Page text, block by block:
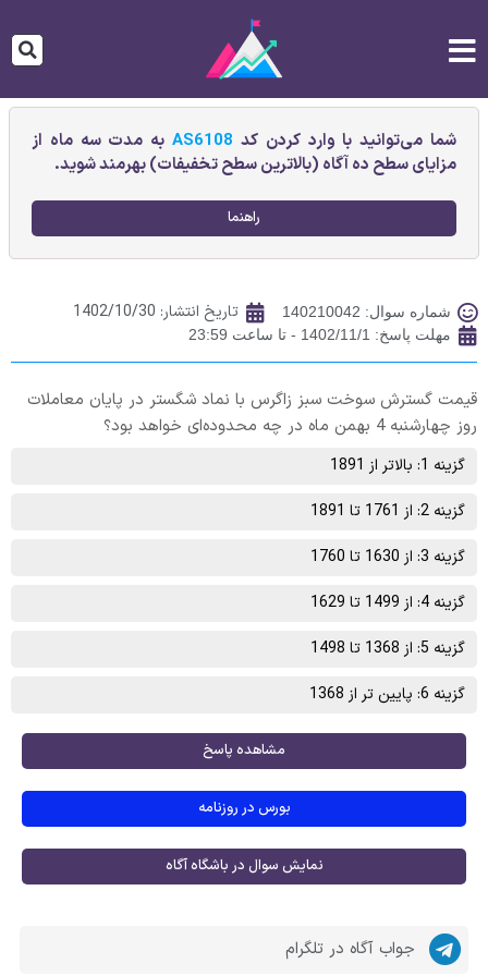
شما می‌توانید با وارد کردن کد AS6108به مدت سه ماه از
مزایای سطح ده آگاه (بالاترین سطح تخفیفات) بهرمند شوید.
راهنما
شماره سوال: 140210042 تاریخ انتشار: 1402/10/30
مهلت پاسخ: 1402/11/1 - تا ساعت 23:59
قیمت گسترش سوخت سبز زاگرس با نماد شگستر در پایان معاملات
روز چهارشنبه 4 بهمن ماه در چه محدوده‌ای خواهد بود؟
گزینه 1: بالاتر از 1891
گزینه 2: از 1761 تا 1891
گزینه 3: از 1630 تا 1760
گزینه 4: از 1499 تا 1629
گزینه 5: از 1368 تا 1498
گزینه 6: پایین تر از 1368
مشاهده پاسخ
بورس در روزنامه
نمایش سوال در باشگاه آگاه
جواب آگاه در تلگرام